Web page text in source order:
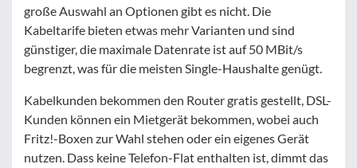
große Auswahl an Optionen gibt es nicht. Die
Kabeltarife bieten etwas mehr Varianten und sind
günstiger, die maximale Datenrate ist auf 50 MBit/s
begrenzt, was für die meisten Single-Haushalte genügt.
Kabelkunden bekommen den Router gratis gestellt, DSL-
Kunden können ein Mietgerät bekommen, wobei auch
Fritz!-Boxen zur Wahl stehen oder ein eigenes Gerät
nutzen. Dass keine Telefon-Flat enthalten ist, dimmt das